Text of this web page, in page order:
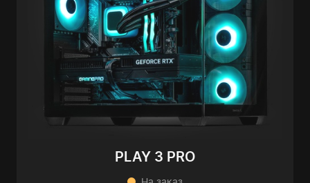
PLAY 3 PRO